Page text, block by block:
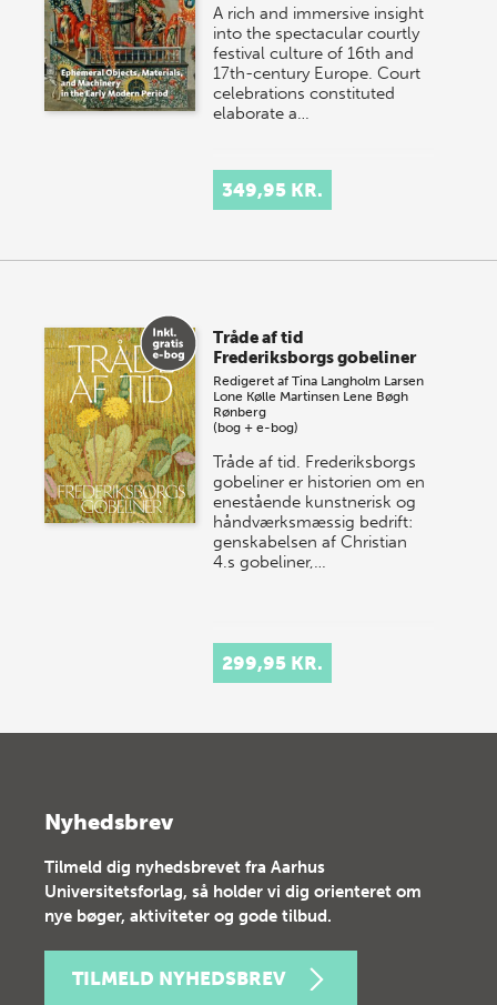
A rich and immersive insight
into the spectacular courtly
festival culture of 16th and
17th-century Europe. Court
celebrations constituted
elaborate a…
349,95 KR.
Tråde af tid
Frederiksborgs gobeliner
Redigeret afTina Langholm Larsen
Lone Kølle Martinsen Lene Bøgh
Rønberg
(bog + e-bog)
Tråde af tid. Frederiksborgs
gobeliner er historien om en
enestående kunstnerisk og
håndværksmæssig bedrift:
genskabelsen af Christian
4.s gobeliner,…
299,95 KR.
Nyhedsbrev
Tilmeld dig nyhedsbrevet fra Aarhus
Universitetsforlag, så holder vi dig orienteret om
nye bøger, aktiviteter og gode tilbud.
TILMELD NYHEDSBREV